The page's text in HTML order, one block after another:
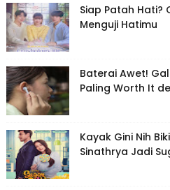
Siap Patah Hati?
Menguji Hatimu
Baterai Awet!
Paling Worth It
Kayak Gini Nih
Sinathrya Jadi